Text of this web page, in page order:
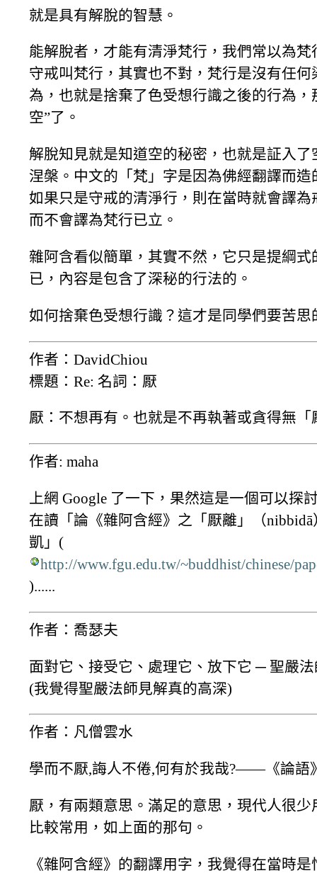
就是具有解脫的智慧。
能解脫者，才能有清淨梵行，我們常以為梵
守戒叫梵行，其實也不對，梵行是沒有任何
為，也就是捨棄了色受想行識之後的行為，
空”了。
解脫知見就是知道空的秘密，也就是証入了
涅槃。中文的「梵」字是因為佛經翻譯而造
如果只是守戒的清淨行，則在當時就會譯為
而不會譯為梵行已立。
雜阿含看似簡單，其實不然，它只是提綱式
已，內容是包含了深秘的行法的。
如何捨棄色受想行識？這才是同學們要苦思
作者：DavidChiou
標題：Re: 名詞：厭
厭：不想再有。也就是不再執著或貪得無「
作者: maha
上網 Google 了一下，果然這是一個可以探
在讀「論《雜阿含經》之「厭離」（
凱」(
http://www.fgu.edu.tw/~buddhist/chinese/
)......
作者：喬瑟夫
面對它、接受它、處理它、放下它 ─ 聖嚴
(我覺得聖嚴法師見解真的高深)
作者：凡僧雲水
學而不厭,誨人不倦,何有於我哉?――《論語
厭，有兩類意思。滿足的意思，現代人很少
比較常用，如上面的那句。
《雜阿含經》的翻譯用字，我覺得在當時